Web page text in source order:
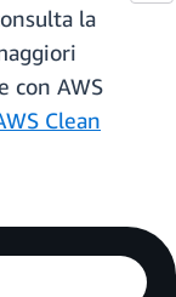
la
con AWS
Clean